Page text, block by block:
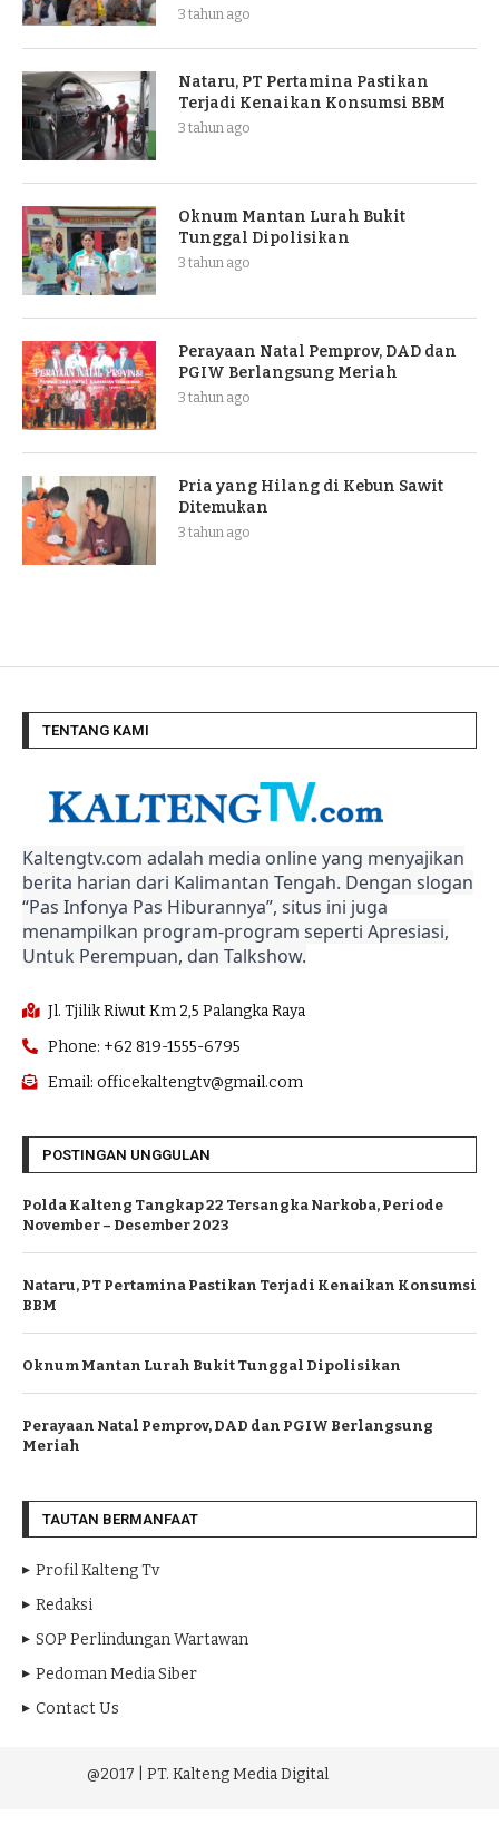
3 tahun ago
Nataru, PT Pertamina Pastikan
Terjadi Kenaikan Konsumsi BBM
3 tahun ago
Oknum Mantan Lurah Bukit
Tunggal Dipolisikan
3 tahun ago
Perayaan Natal Pemprov, DAD dan
PGIW Berlangsung Meriah
3 tahun ago
Pria yang Hilang di Kebun Sawit
Ditemukan
3 tahun ago
TENTANG KAMI
Kaltengtv.com adalah media online yang menyajikan
berita harian dari Kalimantan Tengah. Dengan slogan
“Pas Infonya Pas Hiburannya”, situs ini juga
menampilkan program-program seperti Apresiasi,
Untuk Perempuan, dan Talkshow.
Jl. Tjilik Riwut Km 2,5 Palangka Raya
Phone: +62 819-1555-6795
Email: officekaltengtv@gmail.com
POSTINGAN UNGGULAN
Polda Kalteng Tangkap 22 Tersangka Narkoba, Periode
November – Desember 2023
Nataru, PT Pertamina Pastikan Terjadi Kenaikan Konsumsi
BBM
Oknum Mantan Lurah Bukit Tunggal Dipolisikan
Perayaan Natal Pemprov, DAD dan PGIW Berlangsung
Meriah
TAUTAN BERMANFAAT
Profil Kalteng Tv
Redaksi
SOP Perlindungan Wartawan
Pedoman Media Siber
Contact Us
@2017 | PT. Kalteng Media Digital